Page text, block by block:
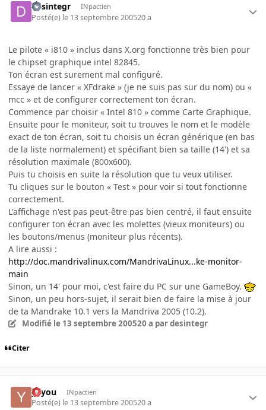
desintegr INpactien
Posté(e) le 13 septembre 200520 a
Le pilote « i810 » inclus dans X.org fonctionne très bien pour
le chipset graphique intel 82845.
Ton écran est surement mal configuré.
Essaye de lancer « XFdrake » (je ne suis pas sur du nom) ou «
mcc » et de configurer correctement ton écran.
Commence par choisir « Intel 810 » comme Carte Graphique.
Ensuite pour le moniteur, soit tu trouves le nom et le modèle
exact de ton écran, soit tu choisis un écran générique (en bas
de la liste normalement) et spécifiant bien sa taille (14') et sa
résolution maximale (800x600).
Puis tu choisis en suite la résolution que tu veux utiliser.
Tu cliques sur le bouton « Test » pour voir si tout fonctionne
correctement.
L'affichage n'est pas peut-être pas bien centré, il faut ensuite
configurer ton écran avec les molettes (vieux moniteurs) ou
les boutons/menus (moniteur plus récents).
A lire aussi :
http://doc.mandrivalinux.com/MandrivaLinux...ke-monitor-
main
Sinon, un 14' pour moi, c'est faire du PC sur une GameBoy.
Sinon, un peu hors-sujet, il serait bien de faire la mise à jour
de ta Mandrake 10.1 vers la Mandriva 2005 (10.2).
Modifié le 13 septembre 200520 a par desintegr
Citer
yayou INpactien
Posté(e) le 13 septembre 200520 a